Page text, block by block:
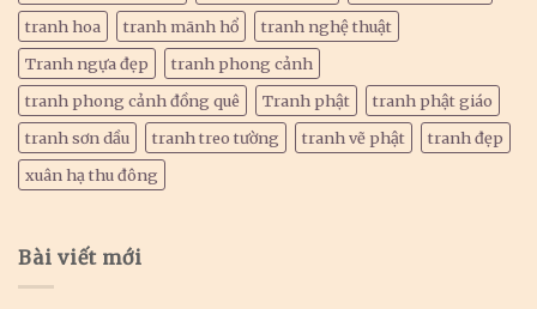
tranh hoa
tranh mãnh hổ
tranh nghệ thuật
Tranh ngựa đẹp
tranh phong cảnh
tranh phong cảnh đồng quê
Tranh phật
tranh phật giáo
tranh sơn dầu
tranh treo tường tranh vẽ phật
tranh đẹp
xuân hạ thu đông
Bài viết mới